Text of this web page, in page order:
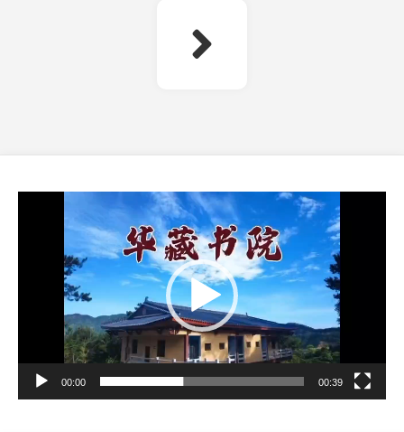
00:00 00:39